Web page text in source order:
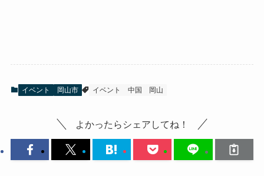
イベント 岡山市 イベント 中国 岡山
よかったらシェアしてね！